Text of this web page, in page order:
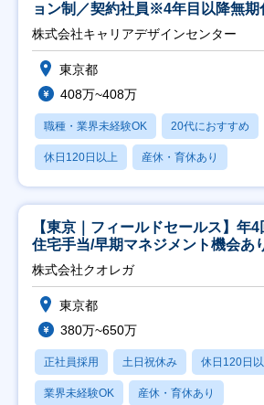
ョン制／契約社員※4年目以降無期
株式会社キャリアデザインセンター
東京都
408万~408万
職種・業界未経験OK 20代におすすめ
休日120日以上 産休・育休あり
【東京｜フィールドセールス】年
住宅手当/早期マネジメント機会あ
株式会社クオレガ
東京都
380万~650万
正社員採用 土日祝休み 休日120日
業界未経験OK 産休・育休あり